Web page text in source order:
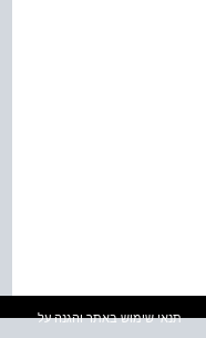
תנאי שימוש באתר והגנה על